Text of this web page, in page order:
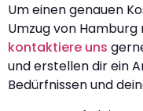
Um einen genauen
Umzug von
kontaktiere uns
und erstellen dir ein
Bedürfnissen und